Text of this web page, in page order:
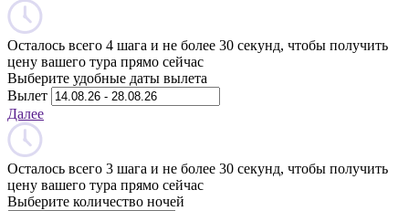
Осталось всего 4 шага и не более 30 секунд, чтобы получить
цену вашего тура прямо сейчас
Выберите удобные даты вылета
Вылет
Далее
Осталось всего 3 шага и не более 30 секунд, чтобы получить
цену вашего тура прямо сейчас
Выберите количество ночей